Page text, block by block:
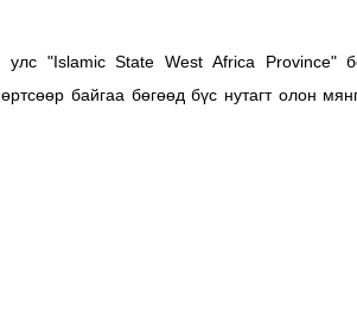
"Islamic State West Africa Province"
байгаа бөгөөд бүс нутагт олон